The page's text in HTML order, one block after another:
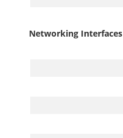
Networking Interfaces